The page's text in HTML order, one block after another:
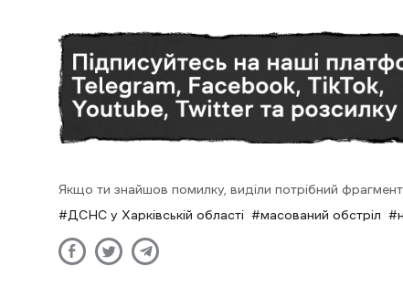
Якщо ти знайшов помилку, виділи потрібний
ДСНС у Харківській області
масований обстріл